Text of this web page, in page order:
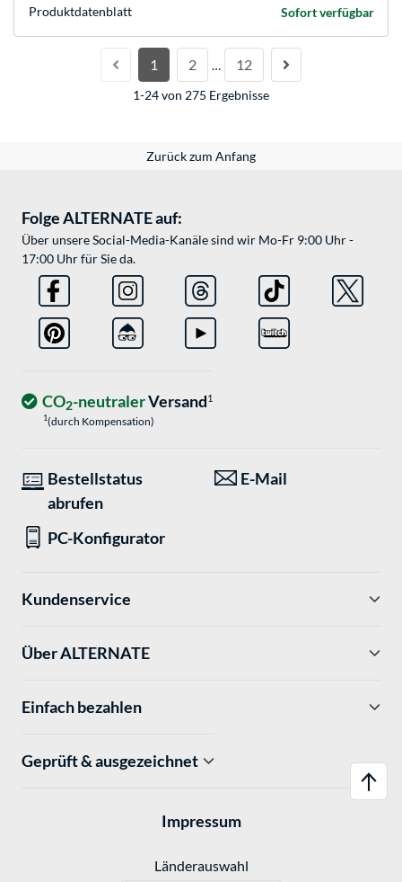
Sofort verfügbar
Produkt­datenblatt
1 2 … 12
1-24 von 275 Ergebnisse
Zurück zum Anfang
Folge ALTERNATE auf:
Über unsere Social-Media-Kanäle sind wir Mo-Fr 9:00 Uhr -
17:00 Uhr für Sie da.
CO2-neutralerVersand1
1(durch Kompensation)
Bestellstatus
abrufen
E-Mail
PC-Konfigurator
Kundenservice
Über ALTERNATE
Einfach bezahlen
Geprüft & ausgezeichnet
Impressum
Länderauswahl